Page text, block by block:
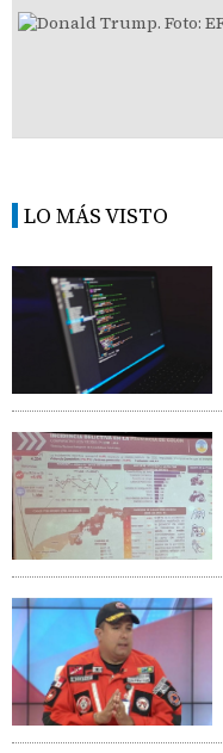
LO MÁS VISTO